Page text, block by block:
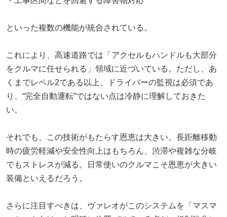
といった複数の機能が統合されている。
これにより、高速道路では「アクセルもハンドルも大部分
をクルマに任せられる」領域に近づいている。ただし、あ
くまでレベル2である以上、ドライバーの監視は必須であ
り、“完全自動運転”ではない点は冷静に理解しておきた
い。
それでも、この技術がもたらす恩恵は大きい。長距離移動
時の疲労軽減や安全性向上はもちろん、渋滞や複雑な分岐
でもストレスが減る。日常使いのクルマこそ恩恵が大きい
装備といえるだろう。
さらに注目すべきは、ヴァレオがこのシステムを「マスマ